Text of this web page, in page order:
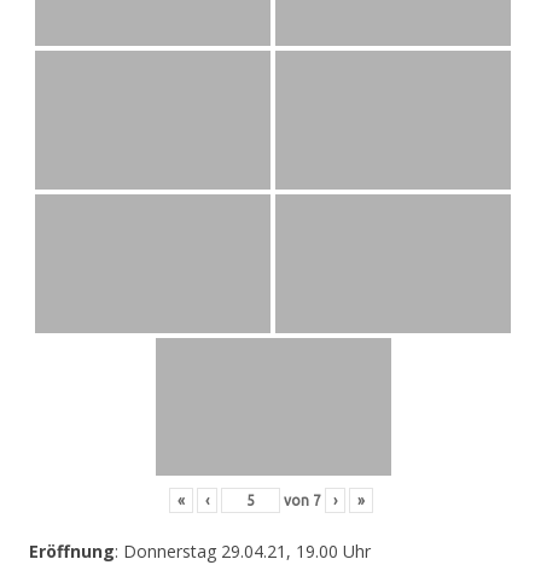
« ‹ von 7 › »
Eröffnung: Donnerstag 29.04.21, 19.00 Uhr